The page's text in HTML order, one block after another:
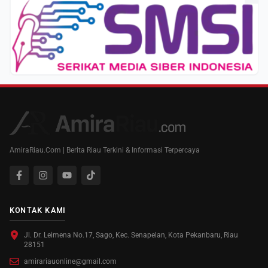
AmiraRiau.Com | Berita Riau Terkini & Informasi Terpercaya
KONTAK KAMI
Jl. Dr. Leimena No.17, Sago, Kec. Senapelan, Kota Pekanbaru, Riau
28151
amirariauonline@gmail.com